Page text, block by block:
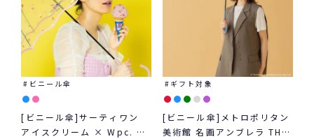
ビニール傘
[ビニール傘]サーティワン
アイスクリーム × Wpc. ア
ギフト対象
[ビニール傘]メトロポリタン
美術館 名画アンブレラ THE